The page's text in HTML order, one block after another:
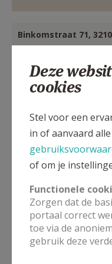
Binkomstraat 71,
Deze
cookies
Stel voor een
in of aanvaard
of om je
Functionele
Zorgen dat de
portaal correct
toe via de
gebruik deze